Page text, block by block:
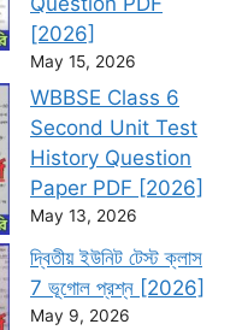
[2026]
May 15, 2026
WBBSE Class 6
Second Unit Test
History Question
Paper PDF [2026]
May 13, 2026
দ্বিতীয় ইউনিট টেস্ট ক্লাস
7 ভূগোল প্রশ্ন [2026]
May 9, 2026